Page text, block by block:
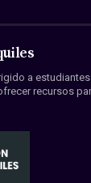
a
recursos